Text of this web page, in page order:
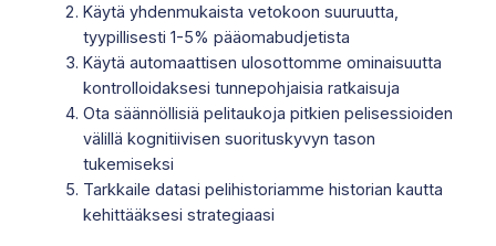
Käytä yhdenmukaista vetokoon suuruutta,
tyypillisesti 1-5% pääomabudjetista
Käytä automaattisen ulosottomme ominaisuutta
kontrolloidaksesi tunnepohjaisia ratkaisuja
Ota säännöllisiä pelitaukoja pitkien pelisessioiden
välillä kognitiivisen suorituskyvyn tason
tukemiseksi
Tarkkaile datasi pelihistoriamme historian kautta
kehittääksesi strategiaasi